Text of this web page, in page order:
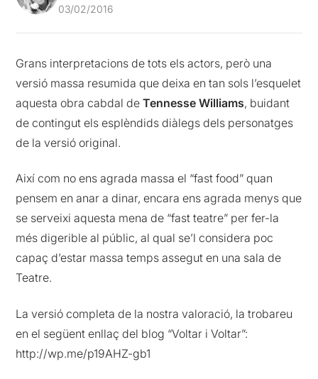
03/02/2016
Grans interpretacions de tots els actors, però una
versió massa resumida que deixa en tan sols l’esquelet
aquesta obra cabdal deTennesse Williams, buidant
de contingut els esplèndids diàlegs dels personatges
de la versió original.
Així com no ens agrada massa el “fast food” quan
pensem en anar a dinar, encara ens agrada menys que
se serveixi aquesta mena de “fast teatre” per fer-la
més digerible al públic, al qual se’l considera poc
capaç d’estar massa temps assegut en una sala de
Teatre.
La versió completa de la nostra valoració, la trobareu
en el següent enllaç del blog “Voltar i Voltar”:
http://wp.me/p19AHZ-gb1